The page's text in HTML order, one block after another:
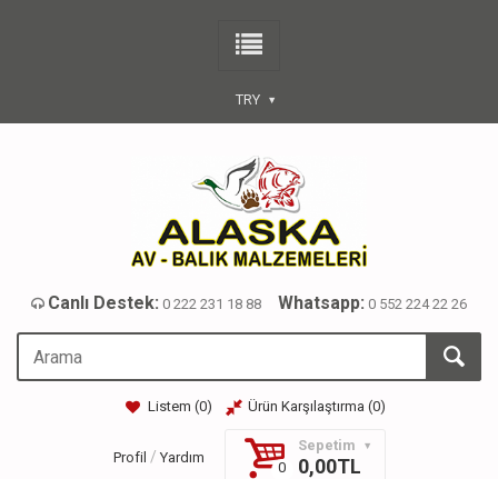
TRY
Canlı Destek: 0 222 231 18 88 Whatsapp: 0 552 224 22 26
Listem (0) Ürün Karşılaştırma (0)
Profil / Yardım
Sepetim
0
0,00TL